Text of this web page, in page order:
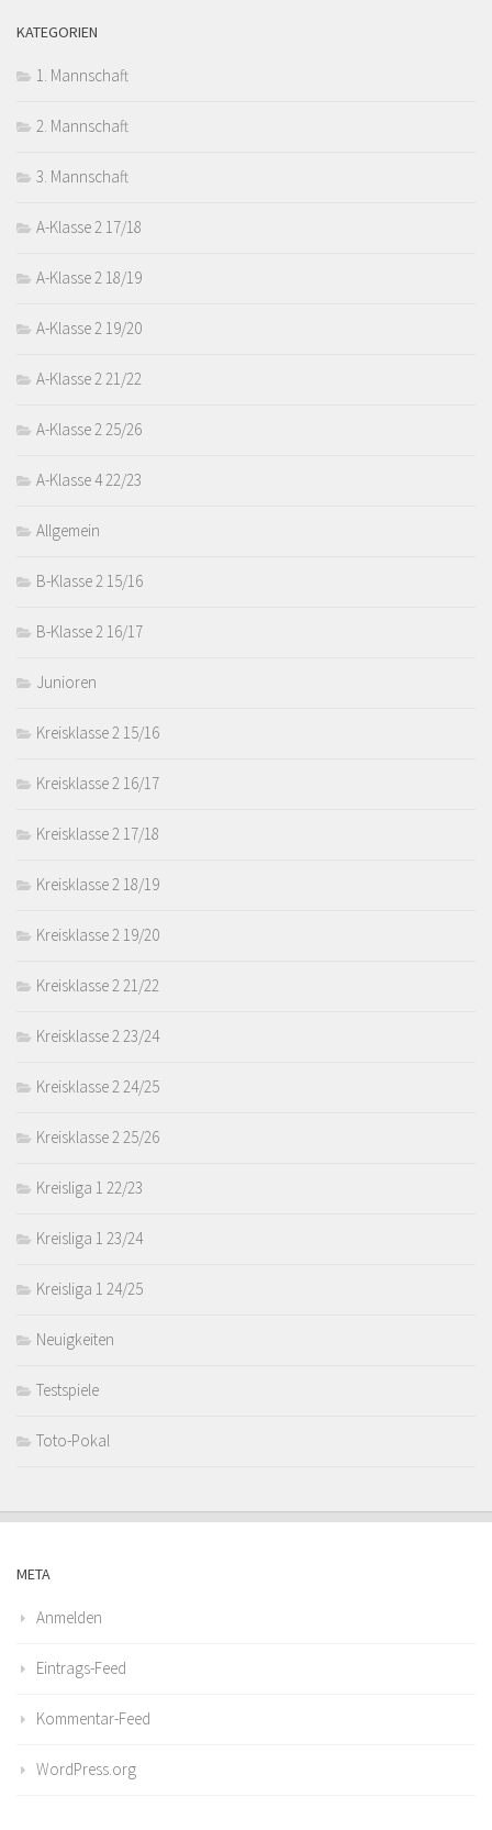
KATEGORIEN
1. Mannschaft
2. Mannschaft
3. Mannschaft
A-Klasse 2 17/18
A-Klasse 2 18/19
A-Klasse 2 19/20
A-Klasse 2 21/22
A-Klasse 2 25/26
A-Klasse 4 22/23
Allgemein
B-Klasse 2 15/16
B-Klasse 2 16/17
Junioren
Kreisklasse 2 15/16
Kreisklasse 2 16/17
Kreisklasse 2 17/18
Kreisklasse 2 18/19
Kreisklasse 2 19/20
Kreisklasse 2 21/22
Kreisklasse 2 23/24
Kreisklasse 2 24/25
Kreisklasse 2 25/26
Kreisliga 1 22/23
Kreisliga 1 23/24
Kreisliga 1 24/25
Neuigkeiten
Testspiele
Toto-Pokal
META
Anmelden
Eintrags-Feed
Kommentar-Feed
WordPress.org